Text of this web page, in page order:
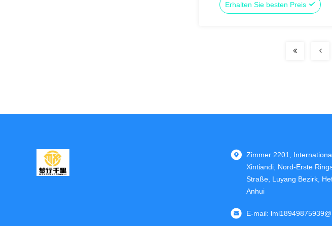
Erhalten Sie besten Preis
Zimmer 2201,
Xintiandi, Nord-Erste
Straße, Luyang Bezirk,
Anhui
E-mail: